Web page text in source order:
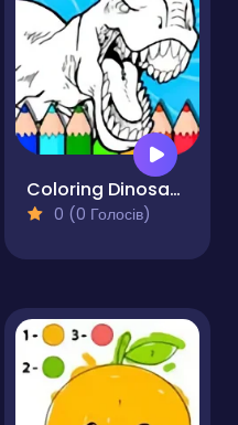
Coloring Dinosaurs for Kids
0 (0 Голосів)